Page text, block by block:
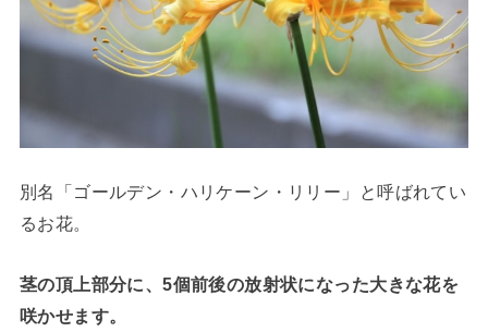
別名「ゴールデン・ハリケーン・リリー」と呼ばれてい
るお花。
茎の頂上部分に、5個前後の放射状になった大きな花を
咲かせます。